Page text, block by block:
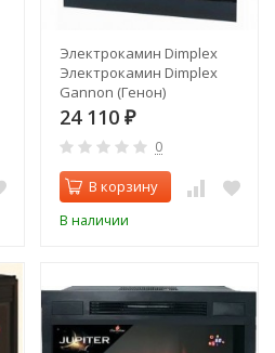
Электрокамин Dimplex
Электрокамин Dimplex
Gannon (Генон)
24 110 ₽
0
В корзину
В наличии